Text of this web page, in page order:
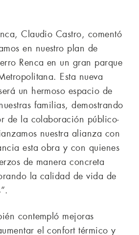
Claudio Castro, comentó
en nuestro plan de
Renca en un gran parque
Esta nueva
un hermoso espacio de
familias, demostrando
de la colaboración público-
nuestra alianza con
esta obra y con quienes
de manera concreta
la calidad de vida de
contempló mejoras
el confort térmico y